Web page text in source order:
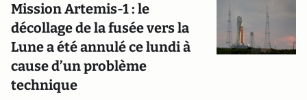
Mission Artemis-1 : le
décollage de la fusée vers la
Lune a été annulé ce lundi à
cause d’un problème
technique